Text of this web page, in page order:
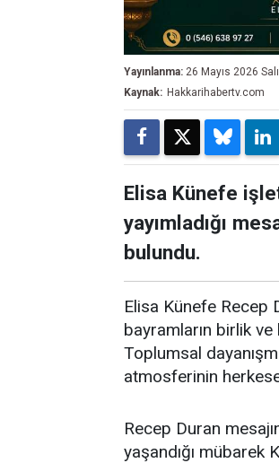
Yayınlanma: 26 Mayıs 2026
Kaynak: Hakkarihabertv.com
Elisa Künefe
yayımladığı
bulundu.
Elisa Künefe Recep
bayramların birlik
Toplumsal
atmosferinin
Recep Duran
yaşandığı mübarek